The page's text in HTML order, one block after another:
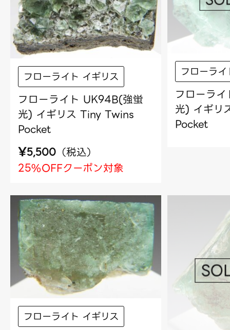
フローライト イギリス
フローライト UK94B(強蛍
光) イギリス Tiny Twins
Pocket
¥5,500 （税込）
25%OFFクーポン対象
フローラ
フローラ
光) イギリ
Pocket
フローライト イギリス